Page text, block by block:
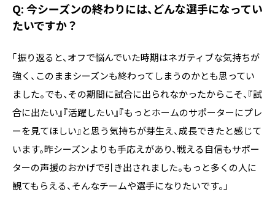
Q: 今シーズンの終わりには、どんな選手になってい
たいですか？
「振り返ると、オフで悩んでいた時期はネガティブな気持ちが
強く、このままシーズンも終わってしまうのかとも思ってい
ました。でも、その期間に試合に出られなかったからこそ、『試
合に出たい』『活躍したい』『もっとホームのサポーターにプレ
ーを見てほしい』と思う気持ちが芽生え、成長できたと感じて
います。昨シーズンよりも手応えがあり、戦える自信もサポー
ターの声援のおかげで引き出されました。もっと多くの人に
観てもらえる、そんなチームや選手になりたいです。」